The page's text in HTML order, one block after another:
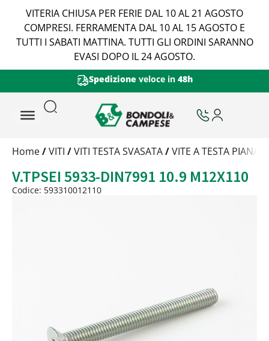
VITERIA CHIUSA PER FERIE DAL 10 AL 21 AGOSTO
COMPRESI. FERRAMENTA DAL 10 AL 15 AGOSTO E
TUTTI I SABATI MATTINA. TUTTI GLI ORDINI SARANNO
EVASI DOPO IL 24 AGOSTO.
Spedizione veloce in 48h
Trattamento
Peso
Quantità
Home/VITI /VITI TESTA SVASATA/VITE A TESTA PIANA
V.TPSEI 5933-DIN7991 10.9 M12X110
Codice: 593310012110